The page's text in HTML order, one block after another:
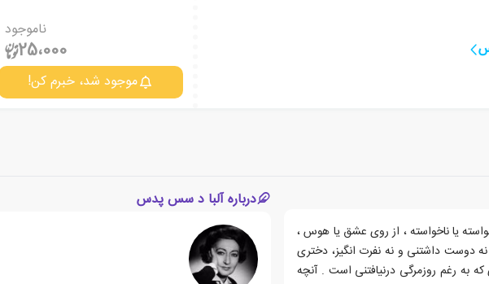
ناموجود
25،000
موجود شد، خبرم کن!
یا ناخواسته ، از روی عشق یا هوس ،
نه دوست داشتنی و نه نفرت انگیز، دختری
رغم روزمرگی درنیافتنی است . آنچه
درباره آلبا د سس پدس